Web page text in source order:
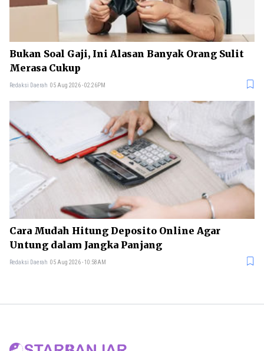
Bukan Soal Gaji, Ini Alasan Banyak Orang Sulit
Merasa Cukup
Redaksi Daerah 05 Aug 2026 - 02:26PM
Cara Mudah Hitung Deposito Online Agar
Untung dalam Jangka Panjang
Redaksi Daerah 05 Aug 2026 - 10:58AM